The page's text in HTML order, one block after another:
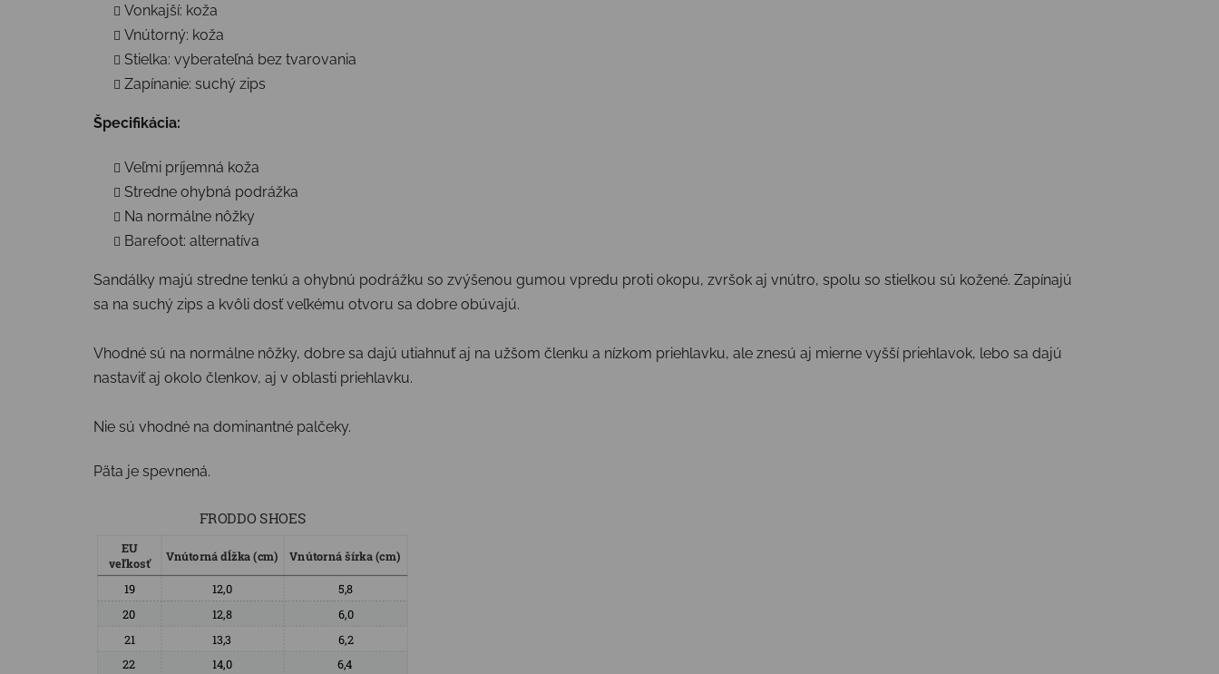
Vonkajší: koža
Vnútorný: koža
Stielka: vyberateľná bez tvarovania
Zapínanie: suchý zips
Špecifikácia:
Veľmi príjemná koža
Stredne ohybná podrážka
Na normálne nôžky
Barefoot: alternatíva
Sandálky majú stredne tenkú a ohybnú podrážku so zvýšenou gumou vpredu proti okopu, zvršok aj vnútro, spolu so stielkou sú kožené. Zapínajú
sa na suchý zips a kvôli dosť veľkému otvoru sa dobre obúvajú.
Vhodné sú na normálne nôžky, dobre sa dajú utiahnuť aj na užšom členku a nízkom priehlavku, ale znesú aj mierne vyšší priehlavok, lebo sa dajú
nastaviť aj okolo členkov, aj v oblasti priehlavku.
Nie sú vhodné na dominantné palčeky.
Päta je spevnená.